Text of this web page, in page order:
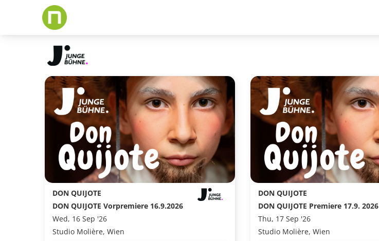
Skip
to
content
DON QUIJOTE
DON QUIJOTE Vorpremiere 16.9.2026
Wed, 16 Sep '26
Studio Molière, Wien
DON QUIJOTE
DON QUIJOTE Premiere 17.9. 2026
Thu, 17 Sep '26
Studio Molière, Wien